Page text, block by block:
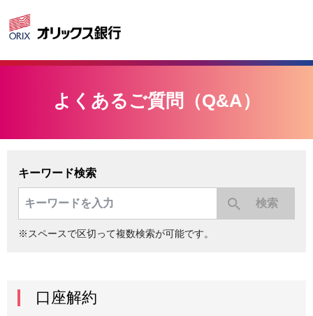
よくあるご質問（Q&A）
キーワード検索
※スペースで区切って複数検索が可能です。
口座解約